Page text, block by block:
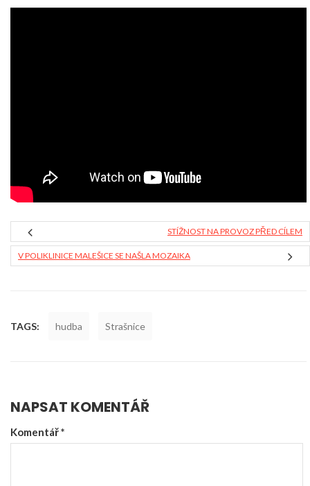
STÍŽNOST NA PROVOZ PŘED CÍLEM
V POLIKLINICE MALEŠICE SE NAŠLA MOZAIKA
TAGS: hudba Strašnice
NAPSAT KOMENTÁŘ
Komentář*